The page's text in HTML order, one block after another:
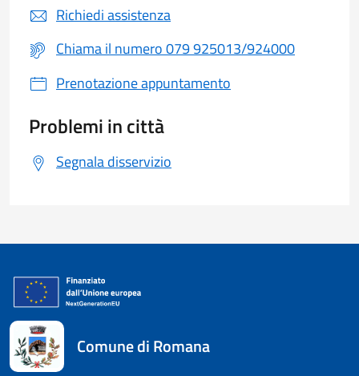
Richiedi assistenza
Chiama il numero 079 925013/924000
Prenotazione appuntamento
Problemi in città
Segnala disservizio
Comune di Romana